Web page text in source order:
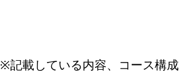
※記載している内容、コース構